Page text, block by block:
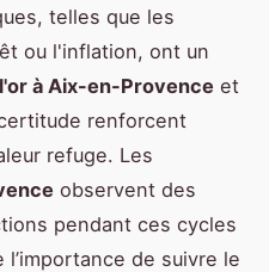
telles que les
ou l'inflation, ont un
à Aix-en-Provence et
renforcent
refuge. Les
observent des
pendant ces cycles
de suivre le